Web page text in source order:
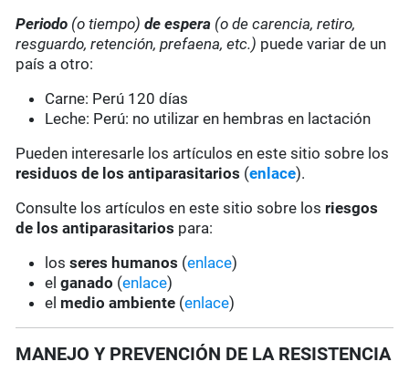
Periodo (o tiempo) de espera (o de carencia, retiro,
resguardo, retención, prefaena, etc.) puede variar de un
país a otro:
Carne: Perú 120 días
Leche: Perú: no utilizar en hembras en lactación
Pueden interesarle los artículos en este sitio sobre los
residuos de los antiparasitarios (enlace).
Consulte los artículos en este sitio sobre los riesgos
de los antiparasitarios para:
losseres humanos (enlace)
elganado (enlace)
el medio ambiente (enlace)
MANEJO Y PREVENCIÓN DE LA RESISTENCIA